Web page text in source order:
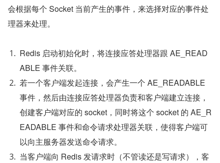
会根据每个 Socket 当前产生的事件，来选择对应的事件处
理器来处理。
Redis 启动初始化时，将连接应答处理器跟 AE_READ
ABLE 事件关联。
若一个客户端发起连接，会产生一个 AE_READABLE
事件，然后由连接应答处理器负责和客户端建立连接，
创建客户端对应的 socket，同时将这个 socket 的 AE_R
EADABLE 事件和命令请求处理器关联，使得客户端可
以向主服务器发送命令请求。
当客户端向 Redis 发请求时（不管读还是写请求），客